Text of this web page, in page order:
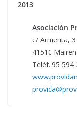
2013.
Asociación
c/ Armenta, 3
41510
Teléf. 95 594